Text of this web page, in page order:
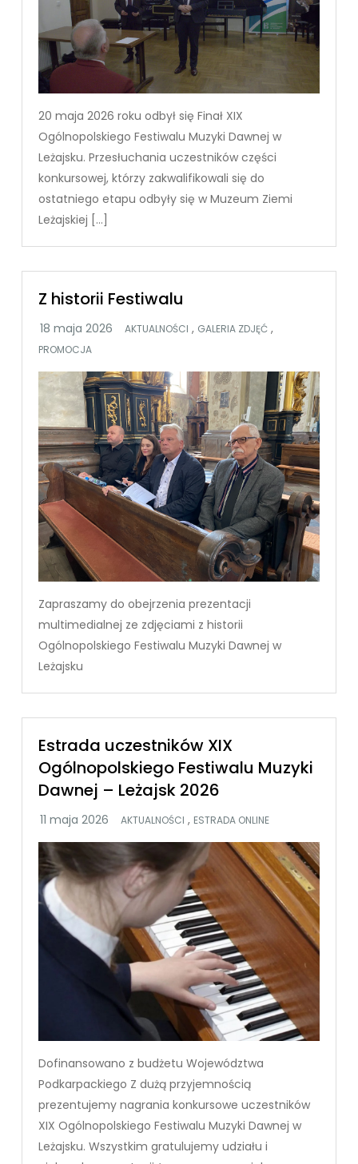
20 maja 2026 roku odbył się Finał XIX
Ogólnopolskiego Festiwalu Muzyki Dawnej w
Leżajsku. Przesłuchania uczestników części
konkursowej, którzy zakwalifikowali się do
ostatniego etapu odbyły się w Muzeum Ziemi
Leżajskiej […]
Z historii Festiwalu
AKTUALNOŚCI , GALERIA ZDJĘĆ ,
PROMOCJA
Zapraszamy do obejrzenia prezentacji
multimedialnej ze zdjęciami z historii
Ogólnopolskiego Festiwalu Muzyki Dawnej w
Leżajsku
Estrada uczestników XIX
Ogólnopolskiego Festiwalu Muzyki
Dawnej – Leżajsk 2026
AKTUALNOŚCI , ESTRADA ONLINE
Dofinansowano z budżetu Województwa
Podkarpackiego Z dużą przyjemnością
prezentujemy nagrania konkursowe uczestników
XIX Ogólnopolskiego Festiwalu Muzyki Dawnej w
Leżajsku. Wszystkim gratulujemy udziału i